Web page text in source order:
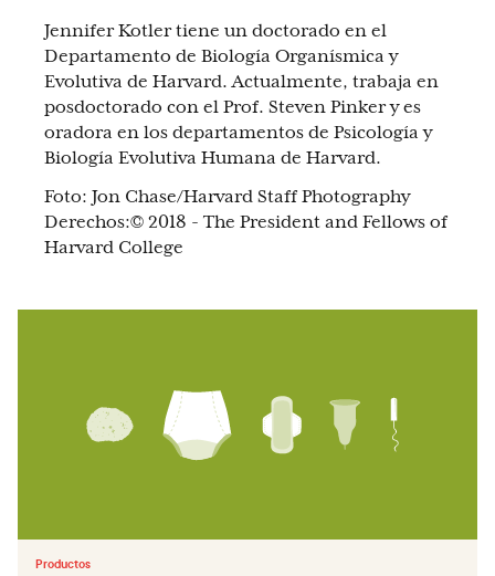
Jennifer Kotler tiene un doctorado en el
Departamento de Biología Organísmica y
Evolutiva de Harvard. Actualmente, trabaja en
posdoctorado con el Prof. Steven Pinker y es
oradora en los departamentos de Psicología y
Biología Evolutiva Humana de Harvard.
Foto: Jon Chase/Harvard Staff Photography
Derechos:© 2018 - The President and Fellows of
Harvard College
Productos